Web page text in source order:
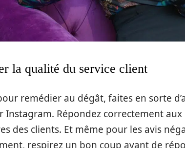
la qualité du service client
remédier au dégât, faites en sorte
Instagram. Répondez correctement aux
des clients. Et même pour les avis
respirez un bon coup avant de